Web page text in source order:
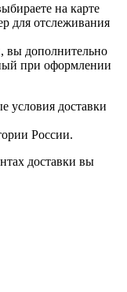
на карте
для отслеживания
вы дополнительно
при оформлении
условия доставки
России.
доставки вы